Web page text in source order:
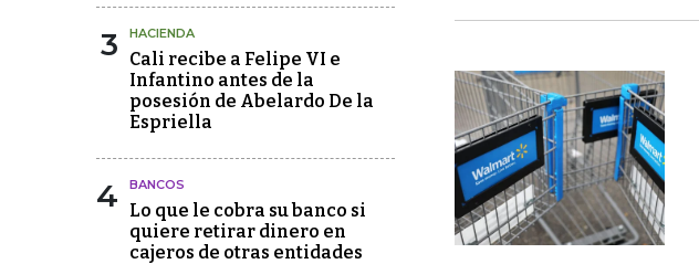
3 HACIENDA
Cali recibe a Felipe VI e
Infantino antes de la
posesión de Abelardo De la
Espriella
4 BANCOS
Lo que le cobra su banco si
quiere retirar dinero en
cajeros de otras entidades